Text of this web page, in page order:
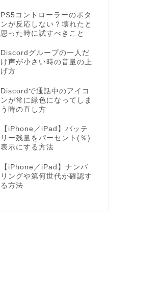
PS5コントローラーのボタ
ンが反応しない？壊れたと
思った時に試すべきこと
Discordグループの一人だ
け声が小さい時の音量の上
げ方
Discordで通話中のアイコ
ンが常に緑色になってしま
う時の直し方
【iPhone／iPad】バッテ
リー残量をパーセント(％)
表示にする方法
【iPhone／iPad】ナンバ
リングや第何世代か確認す
る方法